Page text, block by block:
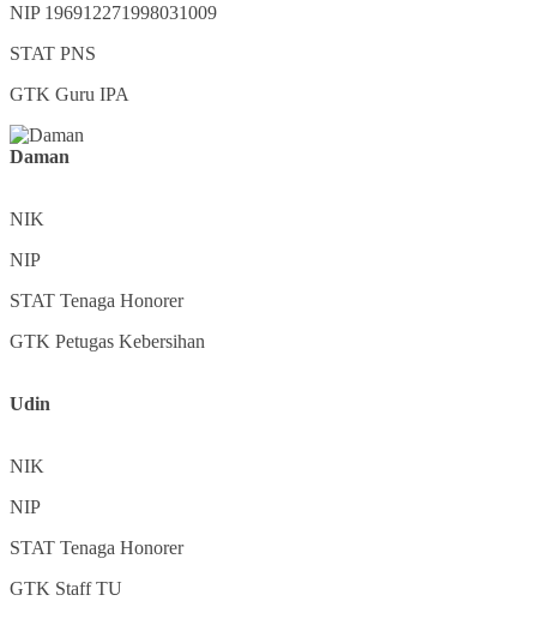
NIP 196912271998031009
STAT PNS
GTK Guru IPA
Daman
NIK
NIP
STAT Tenaga Honorer
GTK Petugas Kebersihan
Udin
NIK
NIP
STAT Tenaga Honorer
GTK Staff TU